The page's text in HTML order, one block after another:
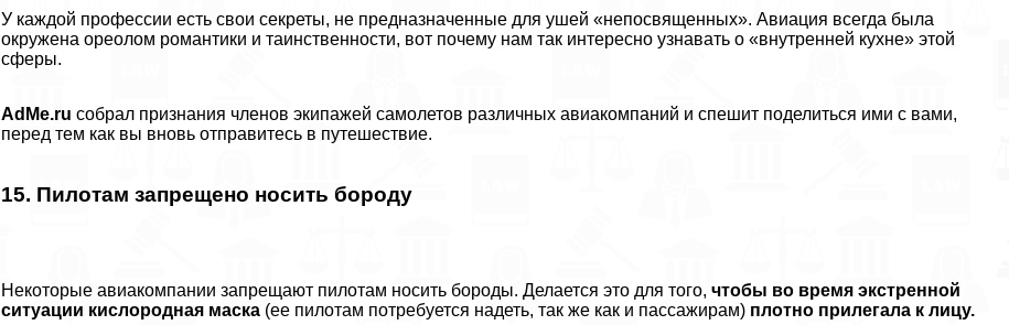
У каждой профессии есть свои секреты, не предназначенные для ушей «непосвященных». Авиация всегда была
окружена ореолом романтики и таинственности, вот почему нам так интересно узнавать о «внутренней кухне» этой
сферы.
AdMe.ru собрал признания члeнов экипажей самолетов различных авиакомпаний и спешит поделиться ими с вами,
перед тем как вы вновь отправитесь в путешествие.
15. Пилотам запрещено носить бороду
Некоторые авиакомпании запрещают пилотам носить бороды. Делается это для того,чтобы во время экстренной
ситуации кислородная маска (ее пилотам потребуется надеть, так же как и пассажирам) плотно прилегала к лицу.